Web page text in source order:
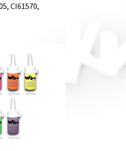
CI61570,